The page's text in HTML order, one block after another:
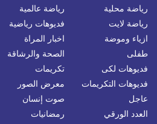
رياضة محلية
رياضة عالمية
رياضة لايت
فديوهات رياضية
ازياء وموضة
اخبار المراة
طفلى
الصحة والرشاقة
فديوهات لكى
تكريمات
فديوهات التكريمات
معرض الصور
عاجل
صوت إنسان
العدد الورقي
رمضانيات